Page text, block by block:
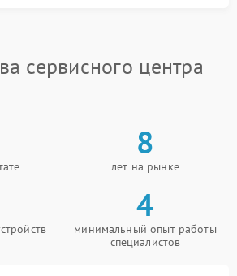
сервисного центра
8
лет на рынке
4
минимальный опыт работы
специалистов